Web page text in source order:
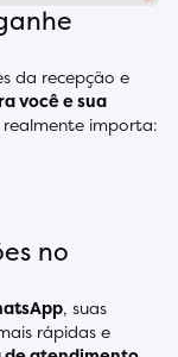
da recepção e
você e sua
realmente importa:
no
, suas
rápidas e